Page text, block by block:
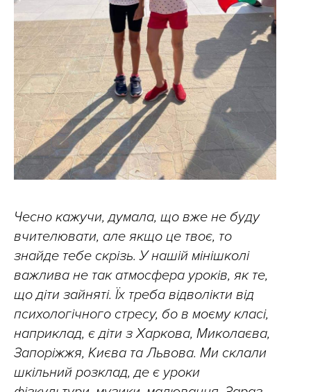
Чесно кажучи, думала, що вже не буду
вчителювати, але якщо це твоє, то
знайде тебе скрізь. У нашій мінішколі
важлива не так атмосфера уроків, як те,
що діти зайняті. Їх треба відволікти від
психологічного стресу, бо в моєму класі,
наприклад, є діти з Харкова, Миколаєва,
Запоріжжя, Києва та Львова. Ми склали
шкільний розклад, де є уроки